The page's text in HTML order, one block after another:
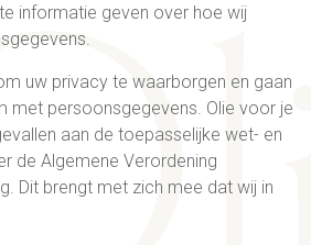
informatie geven over hoe wij
uw privacy te waarborgen en gaan
met persoonsgegevens. Olie voor je
aan de toepasselijke wet- en
de Algemene Verordening
Dit brengt met zich mee dat wij in